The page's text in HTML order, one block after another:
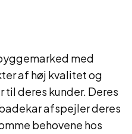
med
af høj kvalitet og
deres kunder. Deres
afspejler deres
behovene hos